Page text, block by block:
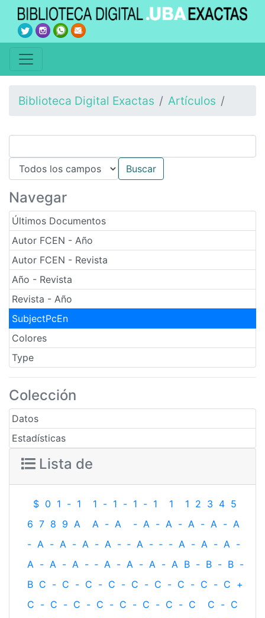
Biblioteca Digital Exactas Artículos
Navegar
Últimos Documentos
Autor FCEN - Año
Autor FCEN - Revista
Año - Revista
Revista - Año
SubjectPcEn
Colores
Type
Colección
Datos
Estadísticas
Lista de
$ 0 1 - 1 1 - 1 - 1 - 1 1 1 2 3 4 5
6 7 8 9 A A - A - A - A - A - A - A
- A - A - A - A - ‐ A - ‐ - A - A - A -
A - A - A - ‐ A - A - A - A B - B - B -
B C - C - C - C - C - C - C - C - C +
C - C - C - C - C - C - C - C C - C